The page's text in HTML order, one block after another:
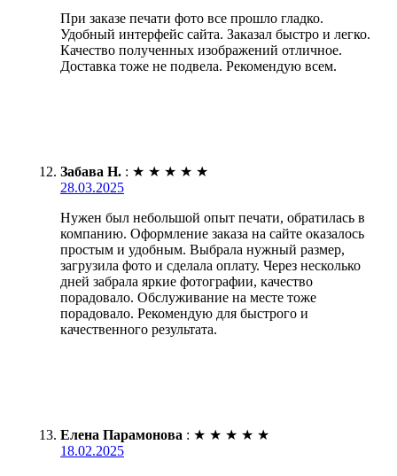
При заказе печати фото все прошло гладко.
Удобный интерфейс сайта. Заказал быстро и легко.
Качество полученных изображений отличное.
Доставка тоже не подвела. Рекомендую всем.
Забава Н. : ★ ★ ★ ★ ★
28.03.2025
Нужен был небольшой опыт печати, обратилась в
компанию. Оформление заказа на сайте оказалось
простым и удобным. Выбрала нужный размер,
загрузила фото и сделала оплату. Через несколько
дней забрала яркие фотографии, качество
порадовало. Обслуживание на месте тоже
порадовало. Рекомендую для быстрого и
качественного результата.
Елена Парамонова : ★ ★ ★ ★ ★
18.02.2025